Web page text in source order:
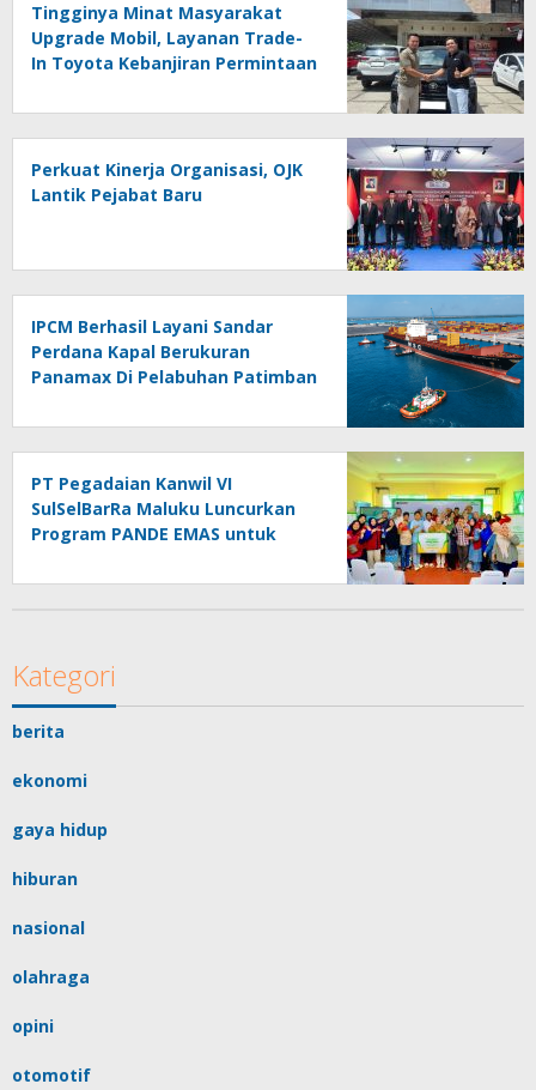
Tingginya Minat Masyarakat
Upgrade Mobil, Layanan Trade-
In Toyota Kebanjiran Permintaan
Perkuat Kinerja Organisasi, OJK
Lantik Pejabat Baru
IPCM Berhasil Layani Sandar
Perdana Kapal Berukuran
Panamax Di Pelabuhan Patimban
PT Pegadaian Kanwil VI
SulSelBarRa Maluku Luncurkan
Program PANDE EMAS untuk
Masyarakat
Kategori
berita
ekonomi
gaya hidup
hiburan
nasional
olahraga
opini
otomotif